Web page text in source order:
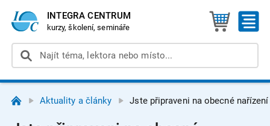
INTEGRA CENTRUM
kurzy, školení, semináře
Aktuality a články Jste připraveni na obecné